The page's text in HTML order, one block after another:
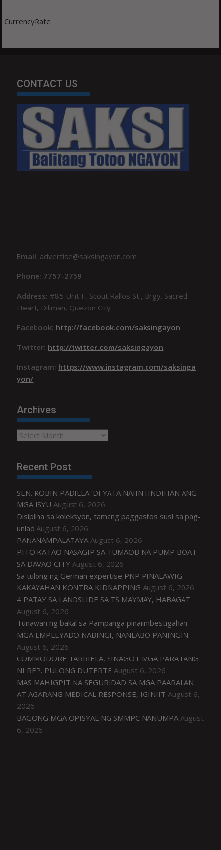
CurrencyRate
CONTACT US
Email: advertise@saksingayon.com
Phone: 7757-2769
Address:#85 Unit F, Scout Rallos St., Brgy. Sacred
Heart, Diliman, Quezon City
Facebook: http://facebook.com/saksingayon
Twitter: http://twitter.com/saksingayon
Instagram: https://www.instagram.com/saksinga
yon/
Archives
Archives
Recent Post
SEN. ROBIN PADILLA ‘DI YATA NAIINTINDIHAN ANG
MGA ISYU August 6, 2026
Disiplina sa koleksyon, tamang paggastos susi sa pag-
unlad August 6, 2026
PANANAMPALATAYA August 6, 2026
PITO KATAO NASAGIP SA TUMAOB NA PUMP BOAT
SA DAVAO CITY August 6, 2026
Sa tulong ng German expertise PNP PINALAWIG
KAKAYAHAN KONTRA KIDNAPPING August 6, 2026
4 PATAY SA LANDSLIDE SA TS MAYMAY, HABAGAT
August 6, 2026
Tunawan ng bakal sa Pampanga pinaiimbestigahan
MGA EMPLEYADO NABINGI, NANLABO PANINGIN
August 6, 2026
COMMODORE TARRIELA, SINAGOT MGA PARATANG
NI REP. PULONG DUTERTE August 6, 2026
MAS MAHIGPIT NA SEGURIDAD SA MGA PAARALAN
AT AGARANG MEDICAL RESPONSE, IGINIIT August 6,
2026
BAGONG MGA OPISYAL NG SMMPC NANUMPA August
6, 2026